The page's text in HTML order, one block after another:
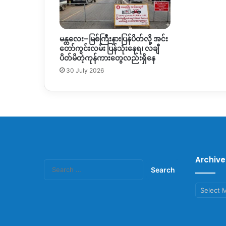
မန္တလေး–မြစ်ကြီးနားပြန်ပိတ်လို့ အင်း
တော်ကွင်းလမ်း ပြန်သုံးနေရ၊ လချီ
ပိတ်မိတဲ့ကုန်ကားတွေလည်းရှိနေ
30 July 2026
for:
Archives